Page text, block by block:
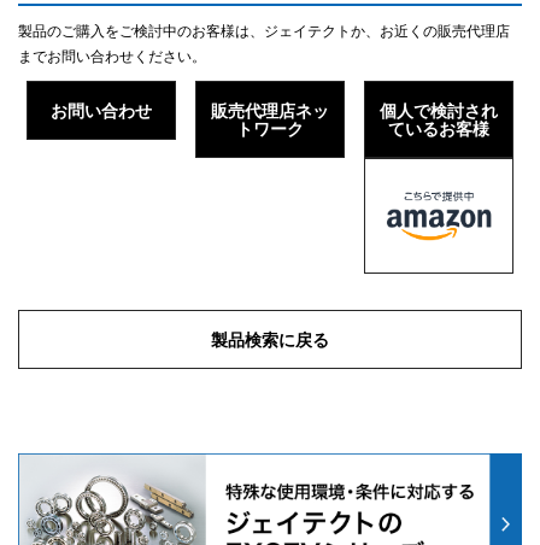
製品のご購入をご検討中のお客様は、ジェイテクトか、お近くの販売代理店
までお問い合わせください。
お問い合わせ 販売代理店ネッ
トワーク
個人で検討され
ているお客様
製品検索に戻る